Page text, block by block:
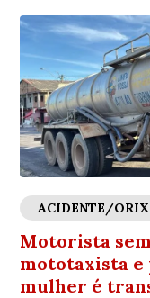
ACIDENTE/
Motorista
mototaxista e
mulher é